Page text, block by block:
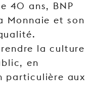
LA
40 ans, BNP
Monnaie et son
la culture
en
particulière aux